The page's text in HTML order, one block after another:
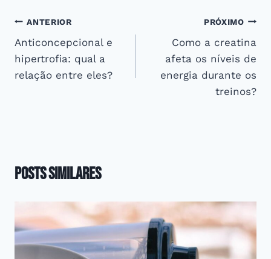
Navegação
de
Post
ANTERIOR
Anticoncepcional e
hipertrofia: qual a
relação entre eles?
PRÓXIMO
Como a creatina
afeta os níveis de
energia durante os
treinos?
Posts Similares